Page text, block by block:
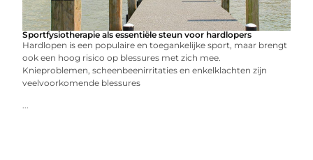
Sportfysiotherapie als essentiële steun voor hardlopers
Hardlopen is een populaire en toegankelijke sport, maar brengt
ook een hoog risico op blessures met zich mee.
Knieproblemen, scheenbeenirritaties en enkelklachten zijn
veelvoorkomende blessures
...